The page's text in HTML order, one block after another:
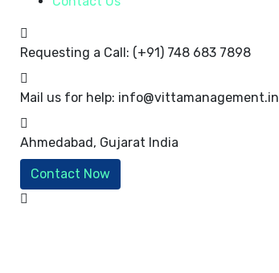
Requesting a Call: (+91) 748 683 7898
Mail us for help: info@vittamanagement.in
Ahmedabad, Gujarat India
Contact Now